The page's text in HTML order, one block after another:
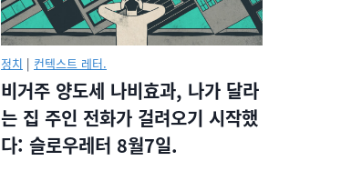
정치 | 컨텍스트 레터.
비거주 양도세 나비효과, 나가 달라
는 집 주인 전화가 걸려오기 시작했
다: 슬로우레터 8월7일.